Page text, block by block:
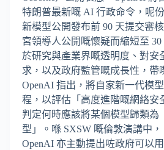
特朗普最新嘅 AI 行政命令，呢
新模型公開發布前 90 天提交審
宮領導人公開嘅懷疑而縮短至
於研究與產業界嘅透明度、對安
求，以及政府監管嘅成長性，帶
OpenAI 指出，將自家新一代模
程，以評估「高度進階嘅網絡安
判定何時應該將某個模型歸類為
型」。喺 SXSW 嘅倫敦演講中，
OpenAI 亦主動提出咗政府可以